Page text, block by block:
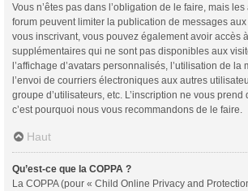
Vous n’êtes pas dans l’obligation de le faire, mais
forum peuvent limiter la publication de messages
vous inscrivant, vous pouvez également avoir accès
supplémentaires qui ne sont pas disponibles aux
l’affichage d’avatars personnalisés, l’utilisation de la
l’envoi de courriers électroniques aux autres
groupe d’utilisateurs, etc. L’inscription ne vous prend
c’est pourquoi nous vous recommandons de le faire.
Haut
Qu’est-ce que la COPPA ?
La COPPA (pour « Child Online Privacy and